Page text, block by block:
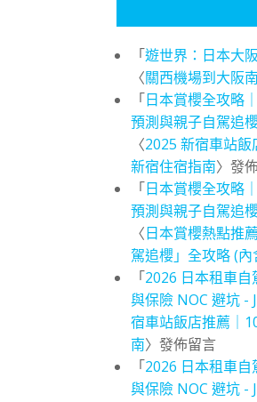
「遊世界：日本大
〈關西機場到大阪
「日本賞櫻全攻略
預測與親子自駕追
〈2025 新宿車站
新宿住宿指南〉發
「日本賞櫻全攻略
預測與親子自駕追
〈日本賞櫻熱點推
駕追櫻」全攻略 (
「2026 日本租車
與保險 NOC 避坑 -
宿車站飯店推薦｜
南〉發佈留言
「2026 日本租車
與保險 NOC 避坑 -